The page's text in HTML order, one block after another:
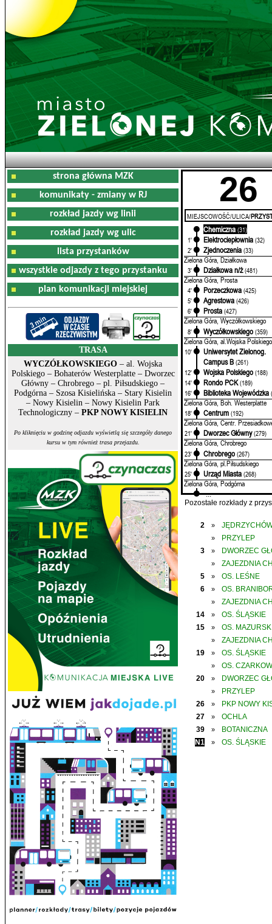
strona główna MZK
komunikaty - zmiany w RJ
rozkład jazdy wg linii
rozkład jazdy wg ulic
lista przystanków
wszystkie odjazdy z tego przystanku
plan komunikacji miejskiej
TRASA
WYCZÓŁKOWSKIEGO – al. Wojska
Polskiego – Bohaterów Westerplatte – Dworzec
Główny – Chrobrego – pl. Piłsudskiego –
Podgórna – Szosa Kisielińska – Stary Kisielin
– Nowy Kisielin – Nowy Kisielin Park
Technologiczny – PKP NOWY KISIELIN
Po kliknięciu w godzinę odjazdu wyświetlą się szczegóły danego
kursu w tym również trasa przejazdu.
26
MIEJSCOWOŚĆ/ULICA/
Chemiczna (31)
1'
Elektrociepłownia (32)
2'
Zjednoczenia (33)
Zielona Góra, Działkowa
3' Działkowa n/ż (481)
Zielona Góra, Prosta
4' Porzeczkowa (425)
5'
Agrestowa (426)
6'
Prosta (427)
Zielona Góra, Wyczółkowskiego
8' Wyczółkowskiego (359)
Zielona Góra, al.Wojska Polskiego
10'
Uniwersytet Zielonog.
Campus B (261)
12'
Wojska Polskiego (188)
14'
Rondo PCK (189)
16'
Biblioteka Wojewódzka
Zielona Góra, Boh. Westerplatte
18' Centrum (192)
Zielona Góra, Centr.
21' Dworzec Główny (279)
Zielona Góra, Chrobrego
23' Chrobrego (267)
Zielona Góra, pl.Piłsudskiego
25' Urząd Miasta (268)
Zielona Góra, Podgórna
...
Pozostałe rozkłady z
2 »
»
PRZYLEP
3
» DWORZEC
»
ZAJEZDNIA
5
»
OS. LEŚNE
6
» OS.
»
ZAJEZDNIA
14
»
OS. ŚLĄSKIE
15
» OS.
»
ZAJEZDNIA
19
» OS. ŚLĄSKIE
»
OS.
20
» DWORZEC
»
PRZYLEP
26
»
PKP NOWY
27
»
OCHLA
39
»
BOTANICZNA
N1
» OS. ŚLĄSKIE